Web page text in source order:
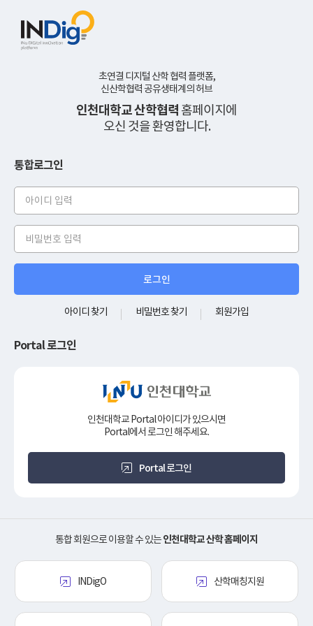
초연결 디지털 산학 협력 플랫폼,
신산학협력 공유생태계의 허브
인천대학교 산학협력 홈페이지에
오신 것을 환영합니다.
통합로그인
아
디
비
번
호
아이디 찾기 비밀번호 찾기 회원가입
Portal 로그인
인천대학교 Portal 아이디가 있으시면
Portal에서 로그인 해주세요.
Portal 로그인
통합 회원으로 이용할 수 있는인천대학교 산학 홈페이지
INDigO 산학매칭지원